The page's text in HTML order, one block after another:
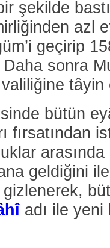
şekilde
azl
geçirip
sonra
tâyin
bütün
fırsatından
arasında
geldiğini
gizlenerek,
adı ile yeni